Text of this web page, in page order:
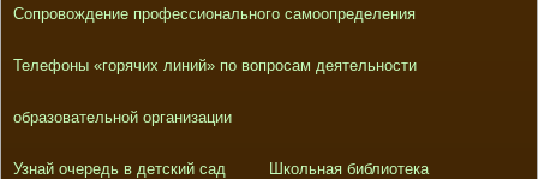
Сопровождение профессионального самоопределения
Телефоны «горячих линий» по вопросам деятельности
образовательной организации
Узнай очередь в детский сад Школьная библиотека